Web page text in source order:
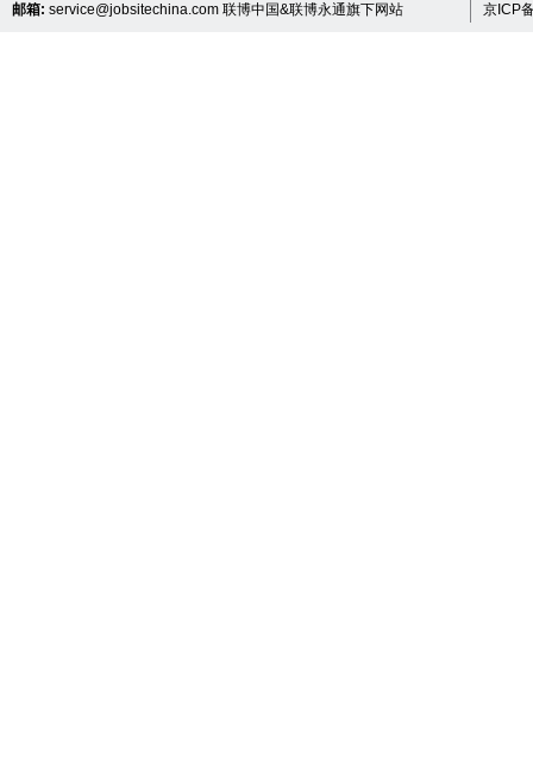
邮箱: service@jobsitechina.com 联博中国&联博永通旗下网站
京ICP